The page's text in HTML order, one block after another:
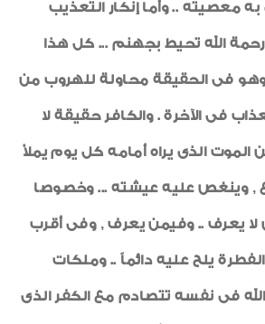
معصيته .. وأما إنكار التعذيب
رحمة الله تحيط بجهنم ... كل هذا
فى الحقيقة محاولة للهروب من
فى الآخرة . والكافر حقيقة لا
الموت الذى يراه أمامه كل يوم يملاْ
, وينغص عليه عيشته ... وخصوصا
لا يعرف .. وفيمن يعرف , وفى أقرب
الفطرة يلح عليه دائماً .. وملكات
الله فى نفسه تتصادم مع الكفر الذى